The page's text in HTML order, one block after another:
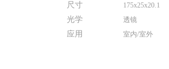
尺寸 175x25x20.1
光学 透镜
应用 室内/室外